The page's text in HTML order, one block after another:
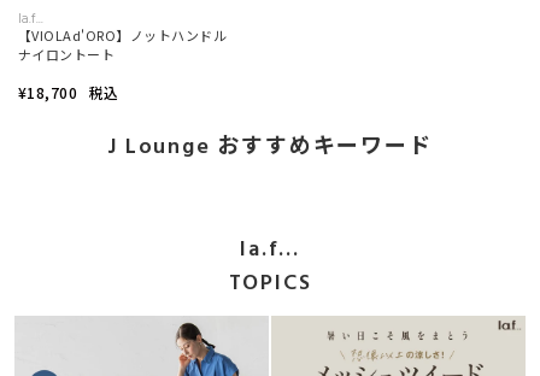
la.f...
【VIOLAd'ORO】ノットハンドル
ナイロントート
¥18,700 税込
J Lounge おすすめキーワード
la.f...
TOPICS